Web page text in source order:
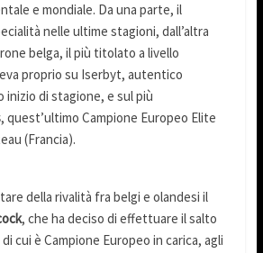
e mondiale. Da una parte, il
nelle ultime stagioni, dall’altra
belga, il più titolato a livello
proprio su Iserbyt, autentico
di stagione, e sul più
, quest’ultimo Campione Europeo Elite
(Francia).
della rivalità fra belgi e olandesi il
, che ha deciso di effettuare il salto
cui è Campione Europeo in carica, agli